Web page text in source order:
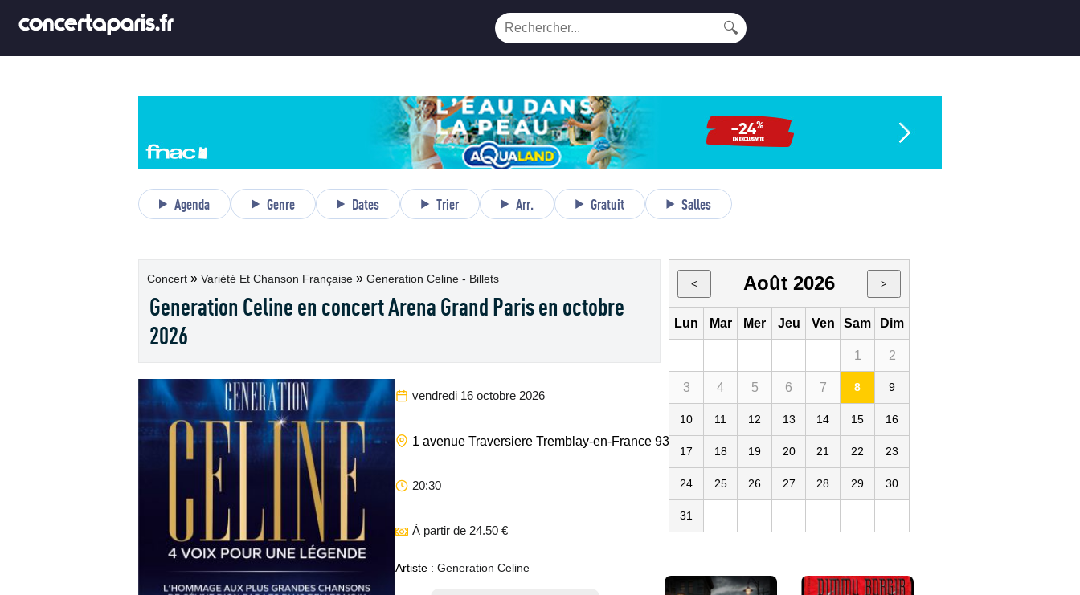
🔍
Agenda Genre Dates Trier Arr. Gratuit Salles
Concert » Variété Et Chanson Française » Generation Celine - Billets
Generation Celine en concert Arena Grand Paris en octobre
2026
vendredi 16 octobre 2026
1 avenue Traversiere Tremblay-en-France 93290 Arena Grand Paris
20:30
À partir de 24.50 €
Artiste : Generation Celine
< Août 2026 >
Lun Mar Mer Jeu Ven Sam Dim
1 2
3 4 5 6 7 8 9
10 11 12 13 14 15 16
17 18 19 20 21 22 23
24 25 26 27 28 29 30
31